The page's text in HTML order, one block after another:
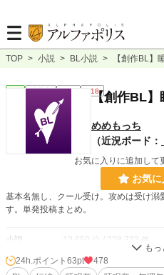
TOP > 小説 > BL小説 > 【創作BL】
連載中 短編 R18
【創作BL】
めめもっち
（近況ボード：
お気に入りに追加して
お気
基本名無し、クール受け。攻めは受け溺
す。単発投稿まとめ。
小説 13,650 位 / 228,733 件
BL 3,131 位 / 31,413 件
24h.ポイント 63pt
478